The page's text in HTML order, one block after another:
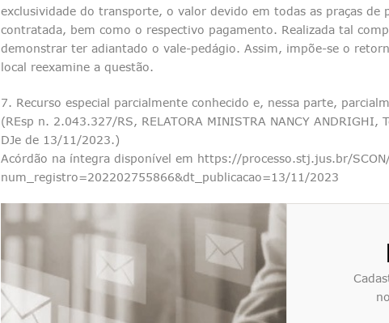
exclusividade do transporte, o valor devido em todas as praças de
contratada, bem como o respectivo pagamento. Realizada tal
demonstrar ter adiantado o vale-pedágio. Assim, impõe-se o
local reexamine a questão.
7. Recurso especial parcialmente conhecido e, nessa parte,
(REsp n. 2.043.327/RS, RELATORA MINISTRA NANCY
DJe de 13/11/2023.)
Acórdão na íntegra disponível em https://processo.stj.jus.br/
num_registro=202202755866&dt_publicacao=13/11/2023